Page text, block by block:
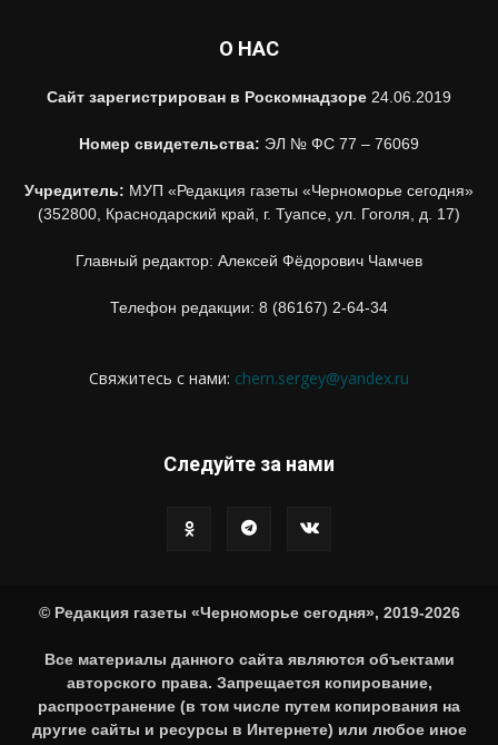
О НАС
Сайт зарегистрирован в Роскомнадзоре 24.06.2019
Номер свидетельства: ЭЛ № ФС 77 – 76069
Учредитель: МУП «Редакция газеты «Черноморье сегодня»
(352800, Краснодарский край, г. Туапсе, ул. Гоголя, д. 17)
Главный редактор: Алексей Фёдорович Чамчев
Телефон редакции: 8 (86167) 2-64-34
Свяжитесь с нами: chern.sergey@yandex.ru
Следуйте за нами
© Редакция газеты «Черноморье сегодня», 2019-2026
Все материалы данного сайта являются объектами
авторского права. Запрещается копирование,
распространение (в том числе путем копирования на
другие сайты и ресурсы в Интернете) или любое иное